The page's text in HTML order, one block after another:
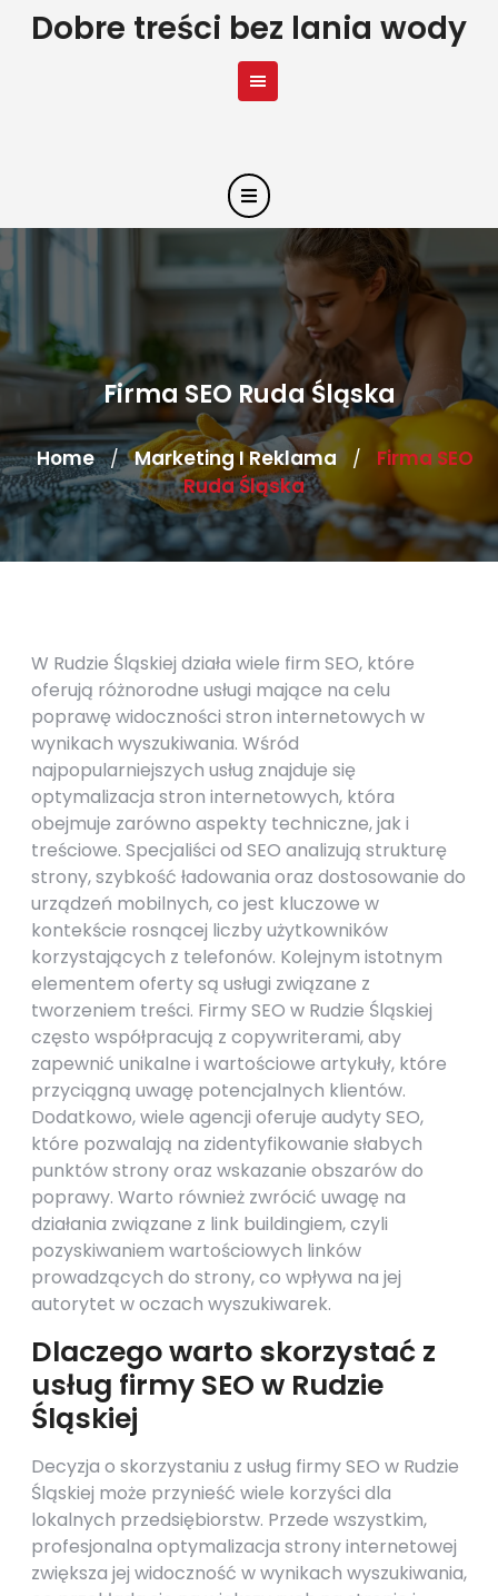
SkipDobre treści bez lania wody
Firma SEO Ruda Śląska
Home / Marketing I Reklama /
Firma SEO
Ruda Śląska
W Rudzie Śląskiej działa wiele firm SEO, które
oferują różnorodne usługi mające na celu
poprawę widoczności stron internetowych w
wynikach wyszukiwania. Wśród
najpopularniejszych usług znajduje się
optymalizacja stron internetowych, która
obejmuje zarówno aspekty techniczne, jak i
treściowe. Specjaliści od SEO analizują strukturę
strony, szybkość ładowania oraz dostosowanie do
urządzeń mobilnych, co jest kluczowe w
kontekście rosnącej liczby użytkowników
korzystających z telefonów. Kolejnym istotnym
elementem oferty są usługi związane z
tworzeniem treści. Firmy SEO w Rudzie Śląskiej
często współpracują z copywriterami, aby
zapewnić unikalne i wartościowe artykuły, które
przyciągną uwagę potencjalnych klientów.
Dodatkowo, wiele agencji oferuje audyty SEO,
które pozwalają na zidentyfikowanie słabych
punktów strony oraz wskazanie obszarów do
poprawy. Warto również zwrócić uwagę na
działania związane z link buildingiem, czyli
pozyskiwaniem wartościowych linków
prowadzących do strony, co wpływa na jej
autorytet w oczach wyszukiwarek.
Dlaczego warto skorzystać z
usług firmy SEO w Rudzie
Śląskiej
Decyzja o skorzystaniu z usług firmy SEO w Rudzie
Śląskiej może przynieść wiele korzyści dla
lokalnych przedsiębiorstw. Przede wszystkim,
profesjonalna optymalizacja strony internetowej
zwiększa jej widoczność w wynikach wyszukiwania,